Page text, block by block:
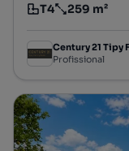
Tipologia
T4
Preço por metro
259 m²
Century 21 Tipy
Profissional